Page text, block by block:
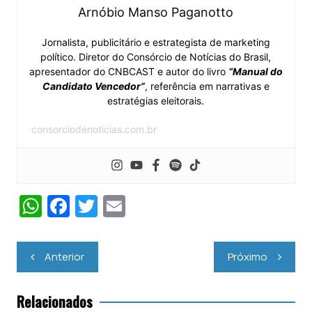
Arnóbio Manso Paganotto
Jornalista, publicitário e estrategista de marketing
político. Diretor do Consórcio de Notícias do Brasil,
apresentador do CNBCAST e autor do livro “Manual do
Candidato Vencedor”, referência em narrativas e
estratégias eleitorais.
consorciodenoticias.com.br
W
at
s
A
F
c
e
b
T
itt
er
E
Navegação
de
Post
Anterior Próximo
Relacionados